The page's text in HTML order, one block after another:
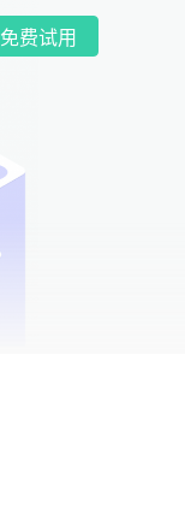
免费试用